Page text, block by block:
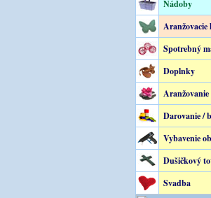
Nádoby
Aranžovacie
Spotrebný
Doplnky
Darovanie /
Vybavenie
Dušičkový
Svadba